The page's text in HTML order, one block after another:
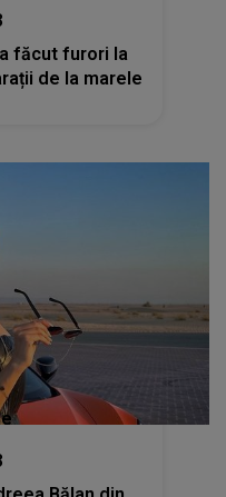
făcut furori la
de la marele